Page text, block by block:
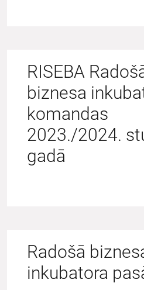
RISEBA
biznesa
komandas
2023./2024.
gadā
Radošā
inkubatora